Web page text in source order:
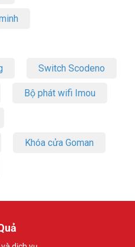
Switch Scodeno
Bộ phát wifi Imou
Khóa cửa Goman